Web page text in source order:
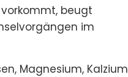
beugt
im
Magnesium, Kalzium